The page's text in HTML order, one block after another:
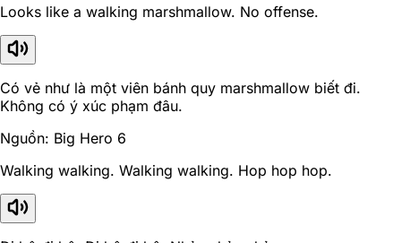
Looks like a walking marshmallow. No offense.
Có vẻ như là một viên bánh quy marshmallow biết đi.
Không có ý xúc phạm đâu.
Nguồn: Big Hero 6
Walking walking. Walking walking. Hop hop hop.